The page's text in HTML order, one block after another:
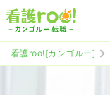
看護roo![カンゴルー]